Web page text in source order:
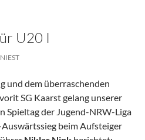
U20 I
und dem überraschenden
SG Kaarst gelang unserer
Spieltag der Jugend-NRW-Liga
beim Aufsteiger